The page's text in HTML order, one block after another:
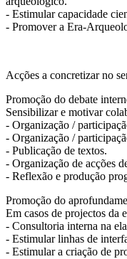
- Estimular capacidade
- Promover a Era-
Acções a concretizar no
Promoção do debate
Sensibilizar e motivar
- Organização /
- Organização /
- Publicação de textos.
- Organização de acções
- Reflexão e produção
Promoção do
Em casos de projectos da
- Consultoria interna na
- Estimular linhas de
- Estimular a criação de